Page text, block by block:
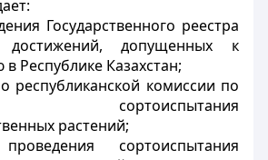
Государственного реестра
достижений, допущенных к
Республике Казахстан;
республиканской комиссии по
сортоиспытания
растений;
сортоиспытания